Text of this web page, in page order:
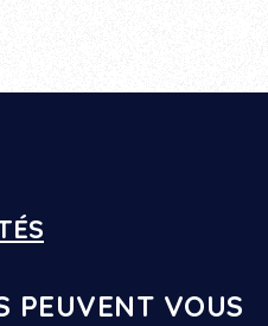
PEUVENT VOUS